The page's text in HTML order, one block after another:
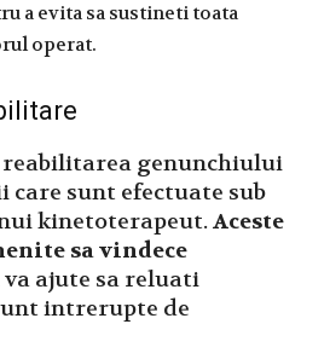
a evita sa sustineti toata
operat.
reabilitarea genunchiului
care sunt efectuate sub
kinetoterapeut.Aceste
sa vindece
va ajute sa reluati
intrerupte de